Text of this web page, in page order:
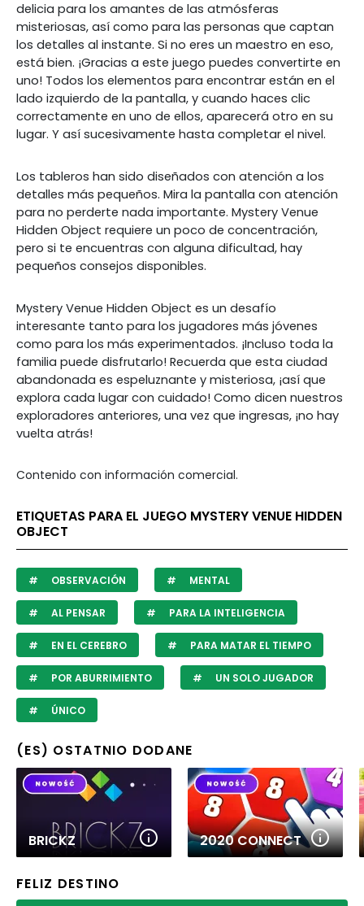
delicia para los amantes de las atmósferas
misteriosas, así como para las personas que captan
los detalles al instante. Si no eres un maestro en eso,
está bien. ¡Gracias a este juego puedes convertirte en
uno! Todos los elementos para encontrar están en el
lado izquierdo de la pantalla, y cuando haces clic
correctamente en uno de ellos, aparecerá otro en su
lugar. Y así sucesivamente hasta completar el nivel.
Los tableros han sido diseñados con atención a los
detalles más pequeños. Mira la pantalla con atención
para no perderte nada importante. Mystery Venue
Hidden Object requiere un poco de concentración,
pero si te encuentras con alguna dificultad, hay
pequeños consejos disponibles.
Mystery Venue Hidden Object es un desafío
interesante tanto para los jugadores más jóvenes
como para los más experimentados. ¡Incluso toda la
familia puede disfrutarlo! Recuerda que esta ciudad
abandonada es espeluznante y misteriosa, ¡así que
explora cada lugar con cuidado! Como dicen nuestros
exploradores anteriores, una vez que ingresas, ¡no hay
vuelta atrás!
Contenido con información comercial.
ETIQUETAS PARA EL JUEGO MYSTERY VENUE HIDDEN
OBJECT
OBSERVACIÓN MENTAL
AL PENSAR PARA LA INTELIGENCIA
EN EL CEREBRO PARA MATAR EL TIEMPO
POR ABURRIMIENTO UN SOLO JUGADOR
ÚNICO
(ES) OSTATNIO DODANE
BRICKZ 2020 CONNECT
FELIZ DESTINO